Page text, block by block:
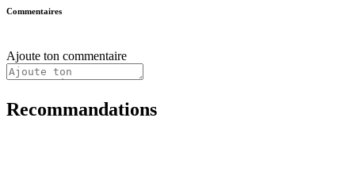
Commentaires
Ajoute ton commentaire
Recommandations